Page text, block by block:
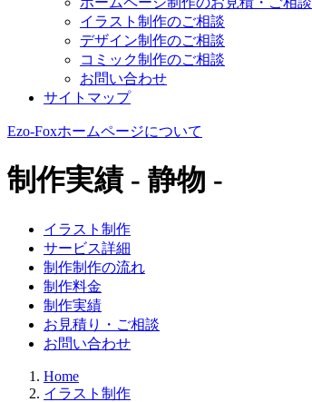
イラスト制作のご相談
デザイン制作のご相談
コミック制作のご相談
お問い合わせ
サイトマップ
Ezo-Foxホームページについて
制作実績 - 静物 -
イラスト制作
サービス詳細
制作制作の流れ
制作料金
制作実績
お見積り・ご相談
お問い合わせ
Home
イラスト制作